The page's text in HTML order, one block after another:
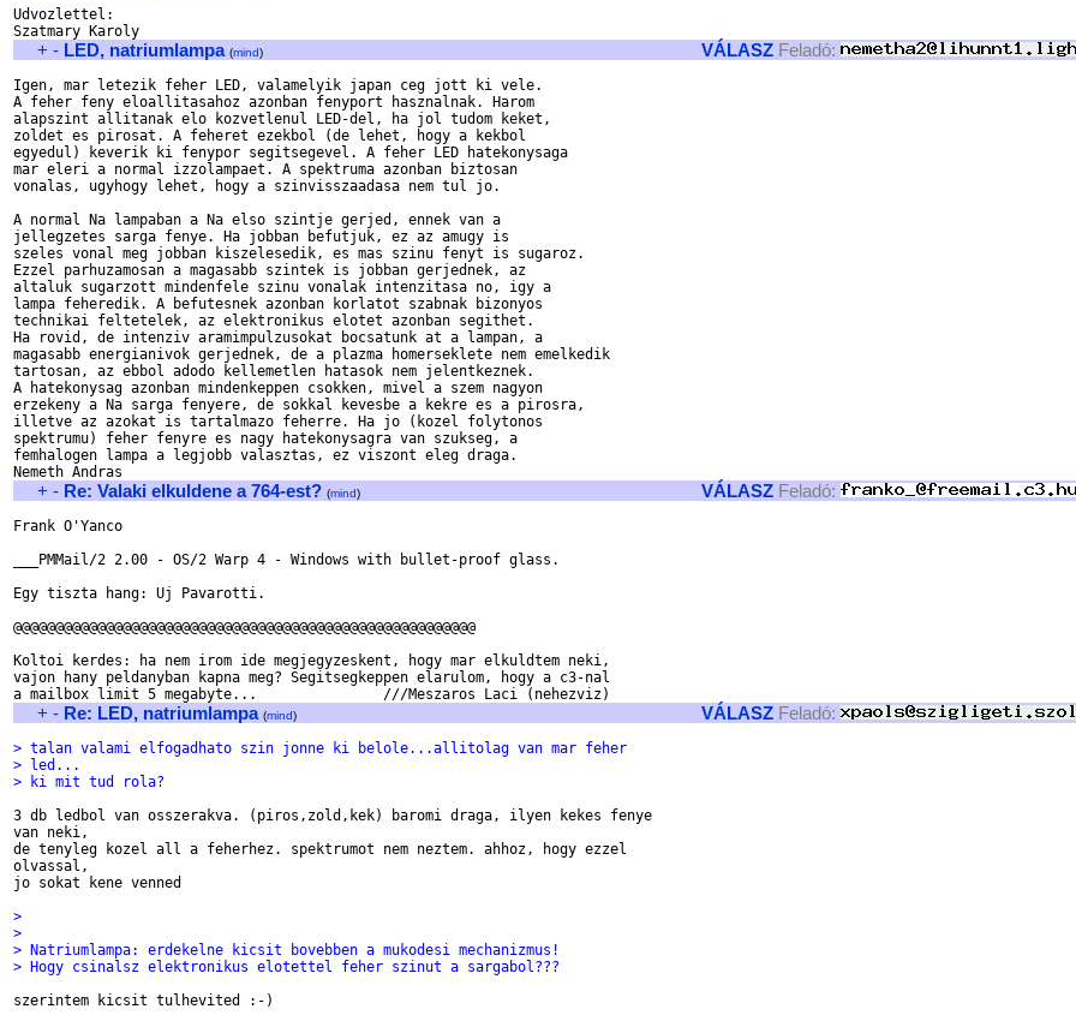
Udvozlettel:
+ - LED, natriumlampa (mind) VÁLASZ Feladó:
Igen, mar letezik feher LED, valamelyik japan ceg jott ki vele.
A feher feny eloallitasahoz azonban fenyport hasznalnak. Harom
alapszint allitanak elo kozvetlenul LED-del, ha jol tudom keket,
zoldet es pirosat. A feheret ezekbol (de lehet, hogy a kekbol
egyedul) keverik ki fenypor segitsegevel. A feher LED hatekonysaga
mar eleri a normal izzolampaet. A spektruma azonban biztosan
vonalas, ugyhogy lehet, hogy a szinvisszaadasa nem tul jo.
A normal Na lampaban a Na elso szintje gerjed, ennek van a
jellegzetes sarga fenye. Ha jobban befutjuk, ez az amugy is
szeles vonal meg jobban kiszelesedik, es mas szinu fenyt is sugaroz.
Ezzel parhuzamosan a magasabb szintek is jobban gerjednek, az
altaluk sugarzott mindenfele szinu vonalak intenzitasa no, igy a
lampa feheredik. A befutesnek azonban korlatot szabnak bizonyos
technikai feltetelek, az elektronikus elotet azonban segithet.
Ha rovid, de intenziv aramimpulzusokat bocsatunk at a lampan, a
magasabb energianivok gerjednek, de a plazma homerseklete nem emelkedik
tartosan, az ebbol adodo kellemetlen hatasok nem jelentkeznek.
A hatekonysag azonban mindenkeppen csokken, mivel a szem nagyon
erzekeny a Na sarga fenyere, de sokkal kevesbe a kekre es a pirosra,
illetve az azokat is tartalmazo feherre. Ha jo (kozel folytonos
spektrumu) feher fenyre es nagy hatekonysagra van szukseg, a
femhalogen lampa a legjobb valasztas, ez viszont eleg draga.
+ - Re: Valaki elkuldene a 764-est? (mind) VÁLASZ Feladó:
Frank O'Yanco
___PMMail/2 2.00 - OS/2 Warp 4 - Windows with bullet-proof glass.
Egy tiszta hang: Uj Pavarotti.
@@@@@@@@@@@@@@@@@@@@@@@@@@@@@@@@@@@@@@@@@@@@@@@@@@@@@@@
Koltoi kerdes: ha nem irom ide megjegyzeskent, hogy mar elkuldtem neki,
vajon hany peldanyban kapna meg? Segitsegkeppen elarulom, hogy a c3-nal
+ - Re: LED, natriumlampa (mind) VÁLASZ Feladó:
> talan valami elfogadhato szin jonne ki belole...allitolag van mar feher
> led...
> ki mit tud rola?
3 db ledbol van osszerakva. (piros,zold,kek) baromi draga, ilyen kekes fenye
van neki,
de tenyleg kozel all a feherhez. spektrumot nem neztem. ahhoz, hogy ezzel
olvassal,
jo sokat kene venned
>
>
> Natriumlampa: erdekelne kicsit bovebben a mukodesi mechanizmus!
> Hogy csinalsz elektronikus elotettel feher szinut a sargabol???
szerintem kicsit tulhevited :-)